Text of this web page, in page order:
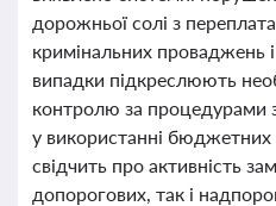
дорожньої солі з
кримінальних проваджень
випадки підкреслюють
контролю за процедурами
у використанні бюджетних
свідчить про активність
допорогових, так і